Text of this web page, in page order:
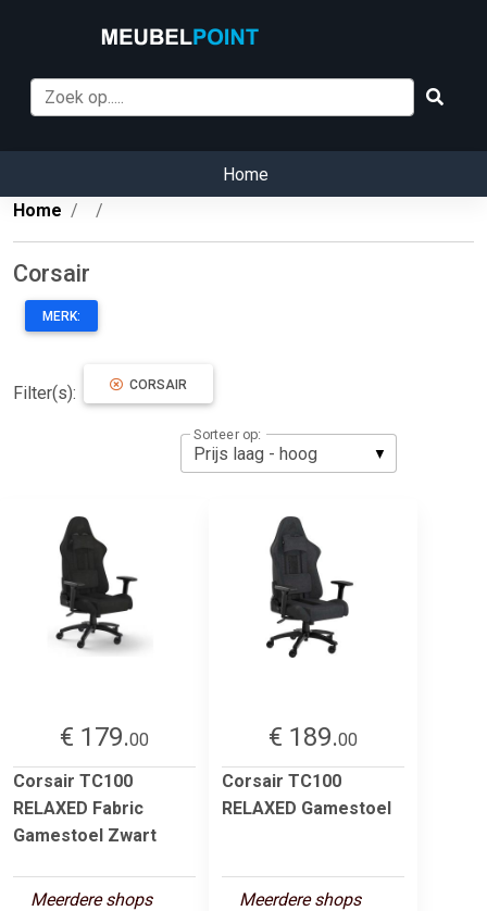
Home
Home
Corsair
MERK:
Filter(s): CORSAIR
Sorteer op:
€ 179.00
Corsair TC100
RELAXED Fabric
Gamestoel Zwart
Meerdere shops
€ 189.00
Corsair TC100
RELAXED Gamestoel
Meerdere shops